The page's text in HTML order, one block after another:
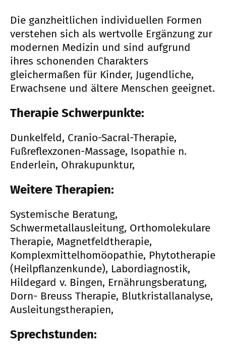
Die ganzheitlichen individuellen Formen
verstehen sich als wertvolle Ergänzung zur
modernen Medizin und sind aufgrund
ihres schonenden Charakters
gleichermaßen für Kinder, Jugendliche,
Erwachsene und ältere Menschen geeignet.
Therapie Schwerpunkte:
Dunkelfeld, Cranio-Sacral-Therapie,
Fußreflexzonen-Massage, Isopathie n.
Enderlein, Ohrakupunktur,
Weitere Therapien:
Systemische Beratung,
Schwermetallausleitung, Orthomolekulare
Therapie, Magnetfeldtherapie,
Komplexmittelhomöopathie, Phytotherapie
(Heilpflanzenkunde), Labordiagnostik,
Hildegard v. Bingen, Ernährungsberatung,
Dorn- Breuss Therapie, Blutkristallanalyse,
Ausleitungstherapien,
Sprechstunden: